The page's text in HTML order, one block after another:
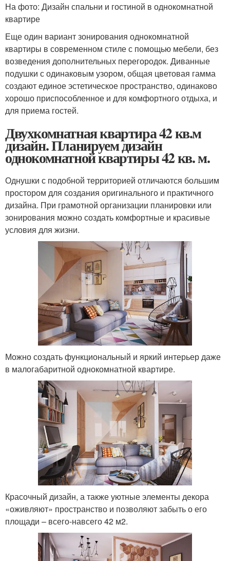
На фото: Дизайн спальни и гостиной в однокомнатной
квартире
Еще один вариант зонирования однокомнатной
квартиры в современном стиле с помощью мебели, без
возведения дополнительных перегородок. Диванные
подушки с одинаковым узором, общая цветовая гамма
создают единое эстетическое пространство, одинаково
хорошо приспособленное и для комфортного отдыха, и
для приема гостей.
Двухкомнатная квартира 42 кв.м
дизайн. Планируем дизайн
однокомнатной квартиры 42 кв. м.
Однушки с подобной территорией отличаются большим
простором для создания оригинального и практичного
дизайна. При грамотной организации планировки или
зонирования можно создать комфортные и красивые
условия для жизни.
Можно создать функциональный и яркий интерьер даже
в малогабаритной однокомнатной квартире.
Красочный дизайн, а также уютные элементы декора
«оживляют» пространство и позволяют забыть о его
площади – всего-навсего 42 м2.